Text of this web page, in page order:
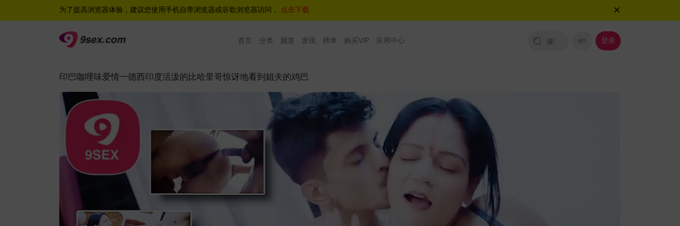
为了提高浏览器体验，建议您使用手机自带浏览器或谷歌浏览器访问， 点击下载
首页 分类 频道 发现 榜单 购买VIP 应用中心 en 登录
印巴咖哩味爱情一德西印度活泼的比哈里哥惊讶地看到姐夫的鸡巴